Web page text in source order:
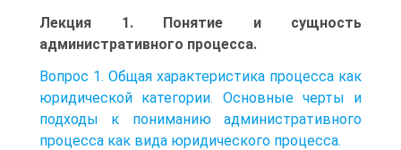
Лекция 1. Понятие и сущность
административного процесса.
Вопрос 1. Общая характеристика процесса как
юридической категории. Основные черты и
подходы к пониманию административного
процесса как вида юридического процесса.